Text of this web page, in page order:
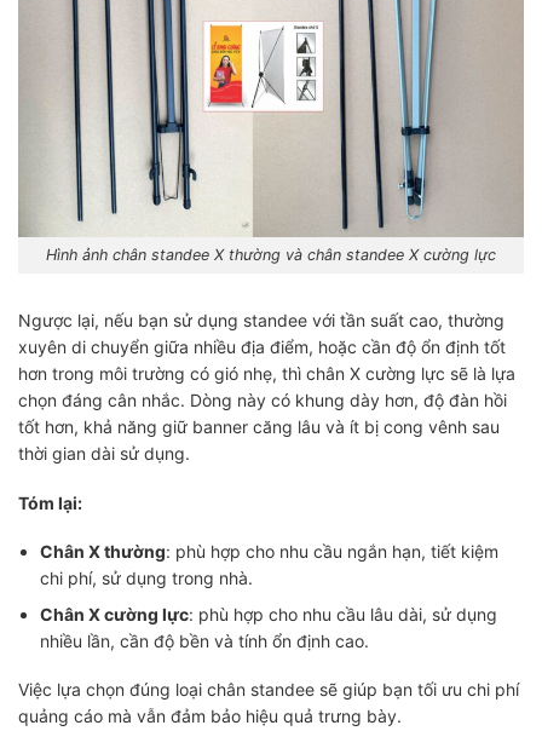
Hình ảnh chân standee X thường và chân standee X cường lực
Ngược lại, nếu bạn sử dụng standee với tần suất cao, thường
xuyên di chuyển giữa nhiều địa điểm, hoặc cần độ ổn định tốt
hơn trong môi trường có gió nhẹ, thì chân X cường lực sẽ là lựa
chọn đáng cân nhắc. Dòng này có khung dày hơn, độ đàn hồi
tốt hơn, khả năng giữ banner căng lâu và ít bị cong vênh sau
thời gian dài sử dụng.
Tóm lại:
Chân X thường: phù hợp cho nhu cầu ngắn hạn, tiết kiệm
chi phí, sử dụng trong nhà.
Chân X cường lực: phù hợp cho nhu cầu lâu dài, sử dụng
nhiều lần, cần độ bền và tính ổn định cao.
Việc lựa chọn đúng loại chân standee sẽ giúp bạn tối ưu chi phí
quảng cáo mà vẫn đảm bảo hiệu quả trưng bày.